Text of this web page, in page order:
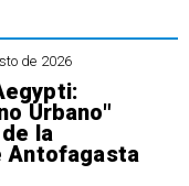
de 2026
Urbano"
la
Antofagasta